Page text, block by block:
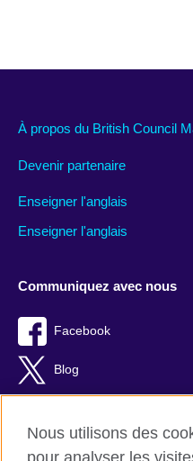
À propos du British Council
Devenir partenaire
Enseigner l'anglais
Enseigner l'anglais
Communiquez avec nous
Facebook
Blog
Nous utilisons des
pour analyser les